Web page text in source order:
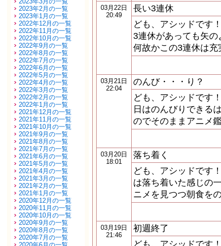
2023年2月の一覧
2023年1月の一覧
2022年12月の一覧
2022年11月の一覧
2022年10月の一覧
2022年9月の一覧
2022年8月の一覧
2022年7月の一覧
2022年6月の一覧
2022年5月の一覧
2022年4月の一覧
2022年3月の一覧
2022年2月の一覧
2022年1月の一覧
2021年12月の一覧
2021年11月の一覧
2021年10月の一覧
2021年9月の一覧
2021年8月の一覧
2021年7月の一覧
2021年6月の一覧
2021年5月の一覧
2021年4月の一覧
2021年3月の一覧
2021年2月の一覧
2021年1月の一覧
2020年12月の一覧
2020年11月の一覧
2020年10月の一覧
2020年9月の一覧
2020年8月の一覧
2020年7月の一覧
03月22日
20:49
長い3連休
ども、アシッドです
3連休があっても矢
何故かこの3連休は
03月21日
22:04
のんび・・・り？
ども、アシッドです
日はのんびりできる
のでそのままアニメ
03月20日
18:01
落ち着く
ども、アシッドです
は落ち着いた感じの
ニメを見つつ朝食を
03月19日
21:46
初週終了
ども、アシッドです